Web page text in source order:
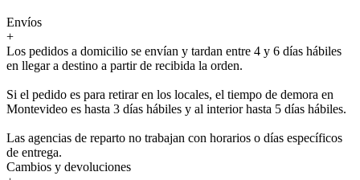
Envíos
+
Los pedidos a domicilio se envían y tardan entre 4 y 6 días hábiles
en llegar a destino a partir de recibida la orden.
Si el pedido es para retirar en los locales, el tiempo de demora en
Montevideo es hasta 3 días hábiles y al interior hasta 5 días hábiles.
Las agencias de reparto no trabajan con horarios o días específicos
de entrega.
Cambios y devoluciones